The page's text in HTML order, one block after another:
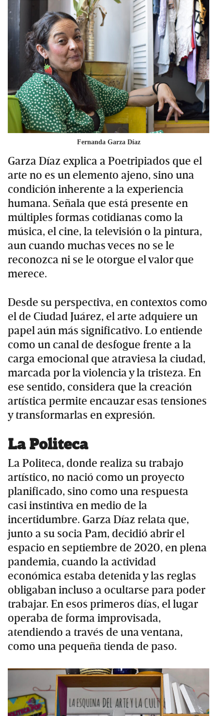
Fernanda Garza Díaz
Garza Díaz explica a Poetripiados que el
arte no es un elemento ajeno, sino una
condición inherente a la experiencia
humana. Señala que está presente en
múltiples formas cotidianas como la
música, el cine, la televisión o la pintura,
aun cuando muchas veces no se le
reconozca ni se le otorgue el valor que
merece.
Desde su perspectiva, en contextos como
el de Ciudad Juárez, el arte adquiere un
papel aún más significativo. Lo entiende
como un canal de desfogue frente a la
carga emocional que atraviesa la ciudad,
marcada por la violencia y la tristeza. En
ese sentido, considera que la creación
artística permite encauzar esas tensiones
y transformarlas en expresión.
La Politeca
La Politeca, donde realiza su trabajo
artístico, no nació como un proyecto
planificado, sino como una respuesta
casi instintiva en medio de la
incertidumbre. Garza Díaz relata que,
junto a su socia Pam, decidió abrir el
espacio en septiembre de 2020, en plena
pandemia, cuando la actividad
económica estaba detenida y las reglas
obligaban incluso a ocultarse para poder
trabajar. En esos primeros días, el lugar
operaba de forma improvisada,
atendiendo a través de una ventana,
como una pequeña tienda de paso.